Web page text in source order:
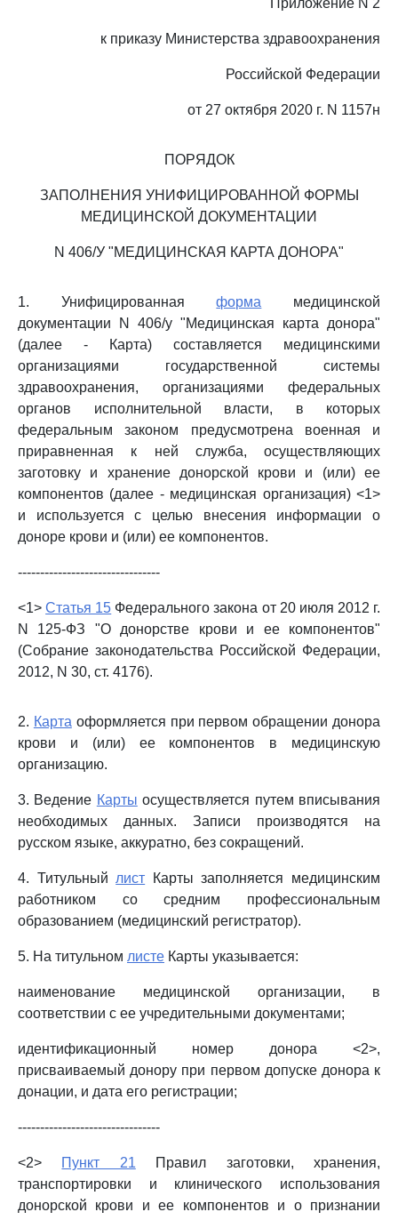
Приложение N 2
к приказу Министерства здравоохранения
Российской Федерации
от 27 октября 2020 г. N 1157н
ПОРЯДОК
ЗАПОЛНЕНИЯ УНИФИЦИРОВАННОЙ ФОРМЫ
МЕДИЦИНСКОЙ ДОКУМЕНТАЦИИ
N 406/У "МЕДИЦИНСКАЯ КАРТА ДОНОРА"
1. Унифицированнаяформа медицинской
документации N 406/у "Медицинская карта донора"
(далее - Карта) составляется медицинскими
организациями государственной системы
здравоохранения, организациями федеральных
органов исполнительной власти, в которых
федеральным законом предусмотрена военная и
приравненная к ней служба, осуществляющих
заготовку и хранение донорской крови и (или) ее
компонентов (далее - медицинская организация) <1>
и используется с целью внесения информации о
доноре крови и (или) ее компонентов.
--------------------------------
<1>Статья 15 Федерального закона от 20 июля 2012 г.
N 125-ФЗ "О донорстве крови и ее компонентов"
(Собрание законодательства Российской Федерации,
2012, N 30, ст. 4176).
2. Карта оформляется при первом обращении донора
крови и (или) ее компонентов в медицинскую
организацию.
3. Ведение Карты осуществляется путем вписывания
необходимых данных. Записи производятся на
русском языке, аккуратно, без сокращений.
4. Титульный лист Карты заполняется медицинским
работником со средним профессиональным
образованием (медицинский регистратор).
5. На титульном листе Карты указывается:
наименование медицинской организации, в
соответствии с ее учредительными документами;
идентификационный номер донора <2>,
присваиваемый донору при первом допуске донора к
донации, и дата его регистрации;
--------------------------------
<2> Пункт 21 Правил заготовки, хранения,
транспортировки и клинического использования
донорской крови и ее компонентов и о признании